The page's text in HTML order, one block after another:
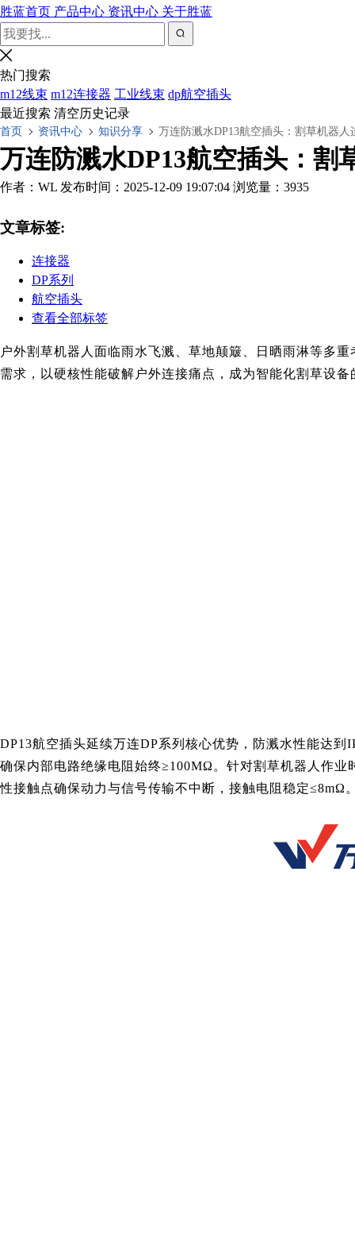
胜蓝首页 产品中心 资讯中心 关于胜蓝
热门搜索
m12线束 m12连接器 工业线束 dp航空插头
最近搜索 清空历史记录
首页 资讯中心 知识分享 万连防溅水DP13航空插头：割草机器人
万连防溅水DP13航空插头：割
作者：WL 发布时间：2025-12-09 19:07:04 浏览量：3935
文章标签:
连接器
DP系列
航空插头
查看全部标签
户外割草机器人面临雨水飞溅、草地颠簸、日晒雨淋等多
需求，以硬核性能破解户外连接痛点，成为智能化割草设
DP13航空插头延续万连DP系列核心优势，防溅水性能达
确保内部电路绝缘电阻始终≥100MΩ。针对割草机器人作业
性接触点确保动力与信号传输不中断，接触电阻稳定≤8mΩ